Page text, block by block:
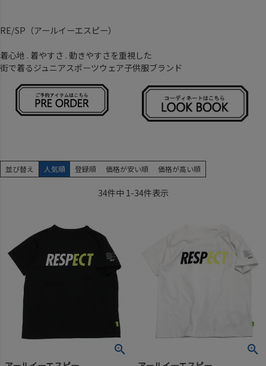
RE/SP（アールイーエスピー）
着心地 . 着やすさ . 動きやすさを重視した
街で着るジュニアスポーツウェア子供服ブランド
並び替え 人気順 登録順 価格が安い順 価格が高い順
34件中 1-34件表示